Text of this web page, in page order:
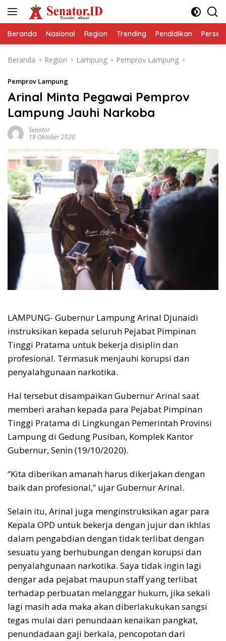
Beranda Nasional Region Trending Pendidikan
Beranda Region Lampung Pemprov Lampung
Pemprov Lampung
Arinal Minta Pegawai Pemprov
Lampung Jauhi Narkoba
Senator
19 Oktober 2020
LAMPUNG- Gubernur Lampung Arinal Djunaidi
instruksikan kepada seluruh Pejabat Pimpinan
Tinggi Pratama untuk bekerja disiplin dan
profesional. Termasuk menjauhi korupsi dan
penyalahgunaan narkotika.
Hal tersebut disampaikan Gubernur Arinal saat
memberi arahan kepada para Pejabat Pimpinan
Tinggi Pratama di Lingkungan Pemerintah Provinsi
Lampung di Gedung Pusiban, Komplek Kantor
Gubernur, Senin (19/10/2020).
“Kita diberikan amanah harus dikerjakan dengan
baik dan profesional,” ujar Gubernur Arinal.
Selain itu, Arinal juga menginstruksikan agar para
Kepala OPD untuk bekerja dengan jujur dan ikhlas
dalam pengabdian dengan tidak terlibat dengan
sesuatu yang berhubungan dengan korupsi dan
penyalahgunaan narkotika. Saya tidak ingin lagi
dengar ada pejabat maupun staff yang terlibat
terhadap perbuatan melanggar hukum, jika sekali
lagi masih ada maka akan diberlakukukan sangsi
tegas mulai dari penundaan kenaikan pangkat,
penundadaan gaji berkala, pencopotan dari